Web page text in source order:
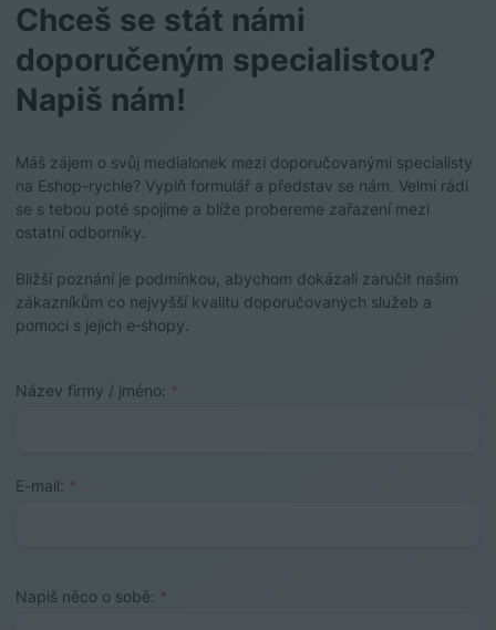
Chceš se stát námi
doporučeným specialistou?
Napiš nám!
Máš zájem o svůj medialonek mezi doporučovanými specialisty
na Eshop-rychle? Vyplň formulář a představ se nám. Velmi rádi
se s tebou poté spojíme a blíže probereme zařazení mezi
ostatní odborníky.
Bližší poznání je podmínkou, abychom dokázali zaručit našim
zákazníkům co nejvyšší kvalitu doporučovaných služeb a
pomoci s jejich e‑shopy.
Název firmy / jméno: *
E-mail: *
Napiš něco o sobě: *